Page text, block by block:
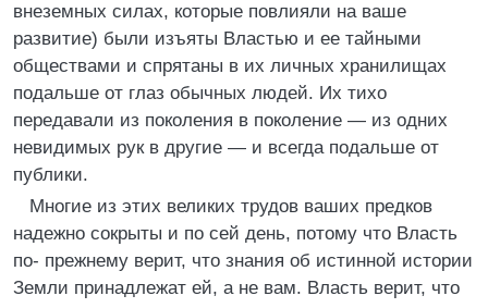
внеземных силах, которые повлияли на ваше
развитие) были изъяты Властью и ее тайными
обществами и спрятаны в их личных хранилищах
подальше от глаз обычных людей. Их тихо
передавали из поколения в поколение — из одних
невидимых рук в другие — и всегда подальше от
публики.
Многие из этих великих трудов ваших предков
надежно сокрыты и по сей день, потому что Власть
по- прежнему верит, что знания об истинной истории
Земли принадлежат ей, а не вам. Власть верит, что